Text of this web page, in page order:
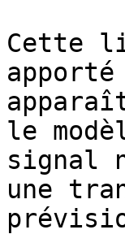
Cette
le
signal
une